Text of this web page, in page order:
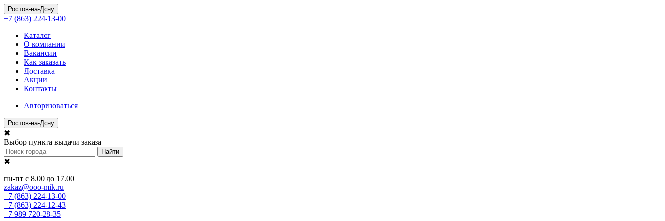
Ростов-на-Дону
+7 (863) 224-13-00
Каталог
О компании
Вакансии
Как заказать
Доставка
Акции
Контакты
Авторизоваться
Ростов-на-Дону
✖
Выбор пункта выдачи заказа
Найти
✖
пн-пт с 8.00 до 17.00
zakaz@ooo-mik.ru
+7 (863) 224-13-00
+7 (863) 224-12-43
+7 989 720-28-35